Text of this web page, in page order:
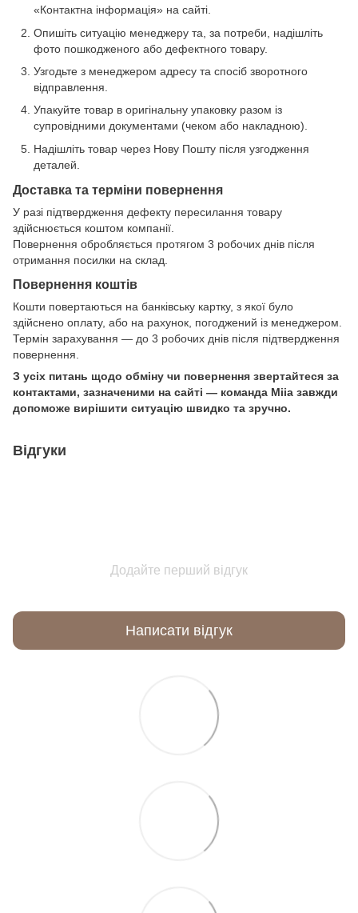
«Контактна інформація» на сайті.
Опишіть ситуацію менеджеру та, за потреби, надішліть
фото пошкодженого або дефектного товару.
Узгодьте з менеджером адресу та спосіб зворотного
відправлення.
Упакуйте товар в оригінальну упаковку разом із
супровідними документами (чеком або накладною).
Надішліть товар через Нову Пошту після узгодження
деталей.
Доставка та терміни повернення
У разі підтвердження дефекту пересилання товару
здійснюється коштом компанії.
Повернення обробляється протягом 3 робочих днів після
отримання посилки на склад.
Повернення коштів
Кошти повертаються на банківську картку, з якої було
здійснено оплату, або на рахунок, погоджений із менеджером.
Термін зарахування — до 3 робочих днів після підтвердження
повернення.
З усіх питань щодо обміну чи повернення звертайтеся за
контактами, зазначеними на сайті — команда Miia завжди
допоможе вирішити ситуацію швидко та зручно.
Відгуки
Додайте перший відгук
Написати відгук